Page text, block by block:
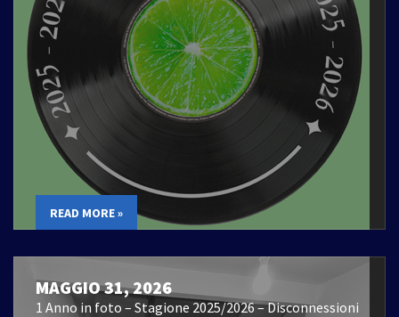
READ MORE »
MAGGIO 31, 2026
1 Anno in foto – Stagione 2025/2026 – Disconnessioni